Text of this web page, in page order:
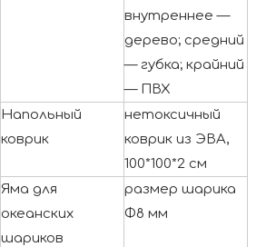
внутреннее —
дерево; средний
— губка; крайний
— ПВХ
Напольный
коврик
нетоксичный
коврик из ЭВА,
100*100*2 см
Яма для
океанских
шариков
размер шарика
Φ8 мм